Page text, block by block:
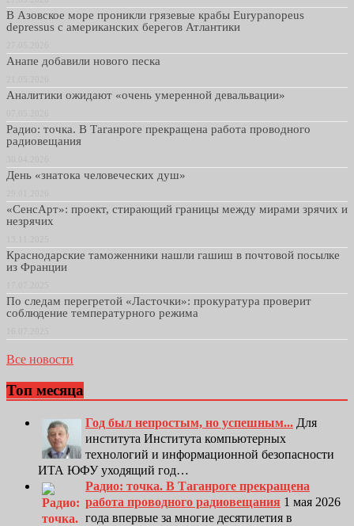
В Азовское море проникли грязевые крабы Eurypanopeus
depressus с американских берегов Атлантики
Анапе добавили нового песка
Аналитики ожидают «очень умеренной девальвации»
Радио: точка. В Таганроге прекращена работа проводного
радиовещания
День «знатока человеческих душ»
«СенсАрт»: проект, стирающий границы между мирами зрячих и
незрячих
Краснодарские таможенники нашли гашиш в почтовой посылке
из Франции
По следам перегретой «Ласточки»: прокуратура проверит
соблюдение температурного режима
Все новости
Топ месяца
Год был непростым, но успешным... Для
института Института компьютерных
технологий и информационной безопасности
ИТА ЮФУ уходящий год…
Радио: точка. В Таганроге прекращена
работа проводного радиовещания 1 мая 2026
года впервые за многие десятилетия в